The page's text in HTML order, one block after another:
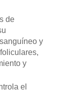
de
y
y
el